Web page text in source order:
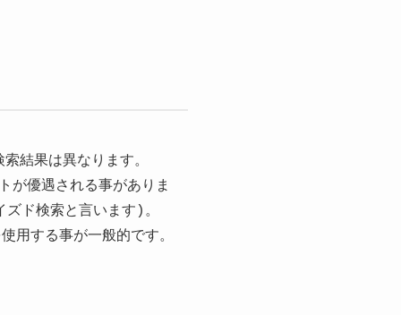
結果は異なります。
が優遇される事がありま
ド検索と言います)。
用する事が一般的です。